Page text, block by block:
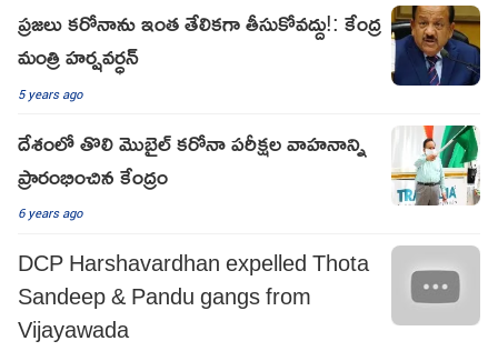
ప్రజలు కరోనాను ఇంత తేలికగా తీసుకోవద్దు!: కేంద్ర
మంత్రి హర్షవర్ధన్
5 years ago
దేశంలో తొలి మొబైల్ కరోనా పరీక్షల వాహనాన్ని
ప్రారంభించిన కేంద్రం
6 years ago
DCP Harshavardhan expelled Thota
Sandeep & Pandu gangs from
Vijayawada